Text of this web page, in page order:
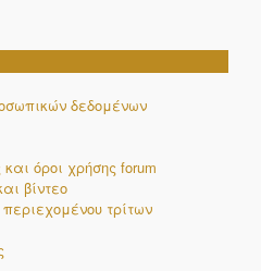
δεδομένων
όροι χρήσης forum
βίντεο
τρίτων